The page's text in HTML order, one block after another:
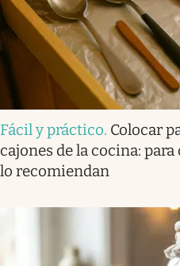
Fácil y práctico. Colocar
cajones de la cocina:
lo recomiendan